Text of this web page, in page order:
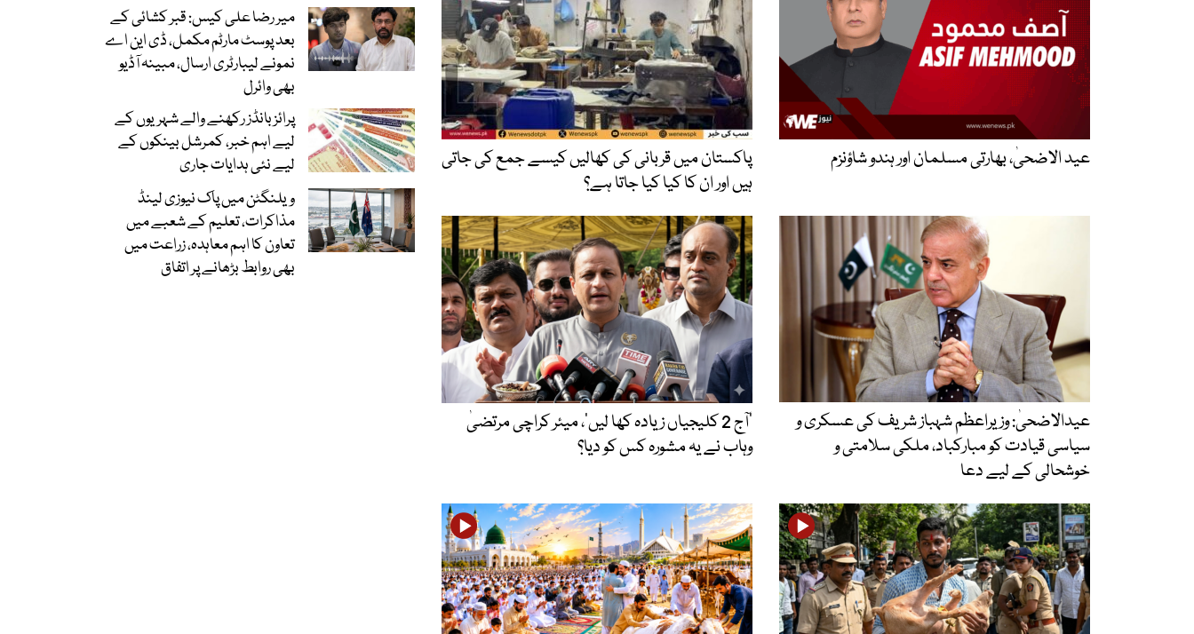
عید الاضحیٰ، بھارتی مسلمان اور ہندو شاؤنزم
پاکستان میں قربانی کی کھالیں کیسے جمع کی جاتی
ہیں اور ان کا کیا کیا جاتا ہے؟
عیدالاضحیٰ: وزیراعظم شہباز شریف کی عسکری و
سیاسی قیادت کو مبارکباد، ملکی سلامتی و
خوشحالی کے لیے دعا
’آج 2 کلیجیاں زیادہ کھا لیں‘، میئر کراچی مرتضیٰ
وہاب نے یہ مشورہ کس کو دیا؟
میر رضا علی کیس: قبر کشائی کے
بعد پوسٹ مارٹم مکمل، ڈی این اے
نمونے لیبارٹری ارسال، مبینہ آڈیو
بھی وائرل
پرائز بانڈز رکھنے والے شہریوں کے
لیے اہم خبر، کمرشل بینکوں کے
لیے نئی ہدایات جاری
ویلنگٹن میں پاک نیوزی لینڈ
مذاکرات، تعلیم کے شعبے میں
تعاون کا اہم معاہدہ، زراعت میں
بھی روابط بڑھانے پر اتفاق